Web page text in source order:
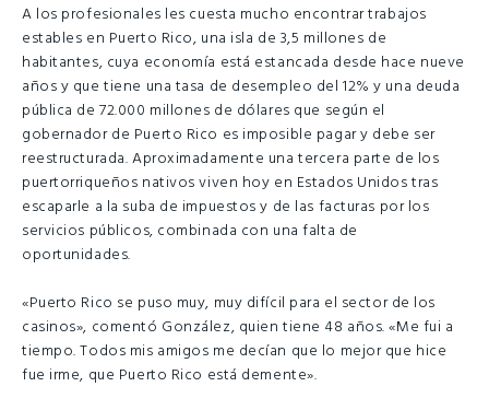
A los profesionales les cuesta mucho encontrar trabajos
estables en Puerto Rico, una isla de 3,5 millones de
habitantes, cuya economía está estancada desde hace nueve
años y que tiene una tasa de desempleo del 12% y una deuda
pública de 72.000 millones de dólares que según el
gobernador de Puerto Rico es imposible pagar y debe ser
reestructurada. Aproximadamente una tercera parte de los
puertorriqueños nativos viven hoy en Estados Unidos tras
escaparle a la suba de impuestos y de las facturas por los
servicios públicos, combinada con una falta de
oportunidades.
«Puerto Rico se puso muy, muy difícil para el sector de los
casinos», comentó González, quien tiene 48 años. «Me fui a
tiempo. Todos mis amigos me decían que lo mejor que hice
fue irme, que Puerto Rico está demente».